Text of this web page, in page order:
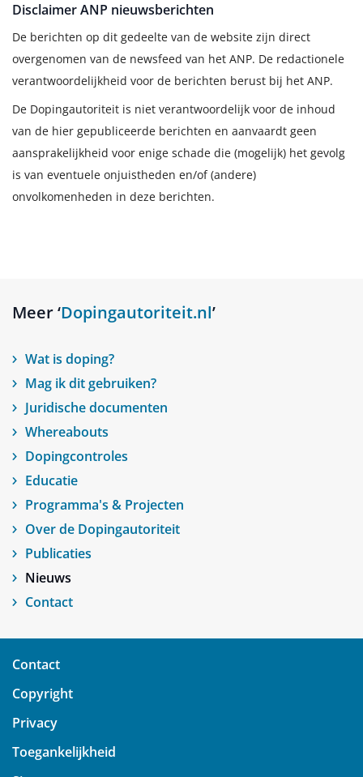
Disclaimer ANP nieuwsberichten
De berichten op dit gedeelte van de website zijn direct
overgenomen van de newsfeed van het ANP. De redactionele
verantwoordelijkheid voor de berichten berust bij het ANP.
De Dopingautoriteit is niet verantwoordelijk voor de inhoud
van de hier gepubliceerde berichten en aanvaardt geen
aansprakelijkheid voor enige schade die (mogelijk) het gevolg
is van eventuele onjuistheden en/of (andere)
onvolkomenheden in deze berichten.
Meer ‘Dopingautoriteit.nl’
Wat is doping?
Mag ik dit gebruiken?
Juridische documenten
Whereabouts
Dopingcontroles
Educatie
Programma's & Projecten
Over de Dopingautoriteit
Publicaties
Nieuws
Contact
Contact
Copyright
Privacy
Toegankelijkheid